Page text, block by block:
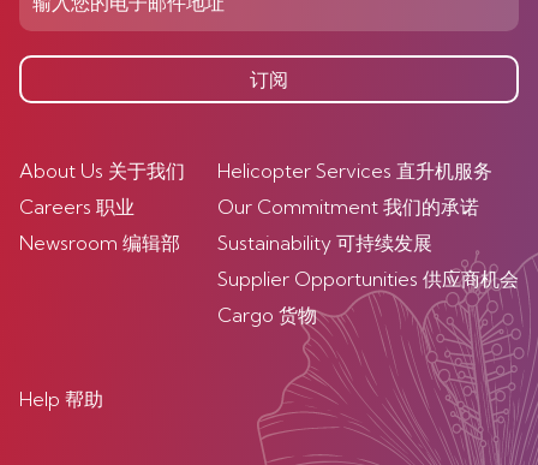
订阅
About Us 关于我们
Careers 职业
Newsroom 编辑部
Helicopter Services 直升机服务
Our Commitment 我们的承诺
Sustainability 可持续发展
Supplier Opportunities 供应商机会
Cargo 货物
Help 帮助